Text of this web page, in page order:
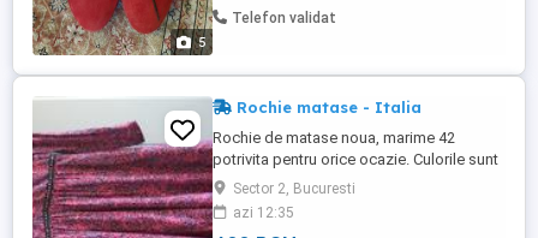
5
Telefon validat
Rochie matase - Italia
Rochie de matase noua, marime 42
potrivita pentru orice ocazie. Culorile sunt
o idee mai inchise in realitate fata de
poza. Rochia nu a fost purtata niciodata.
Sector 2, Bucuresti
azi 12:35